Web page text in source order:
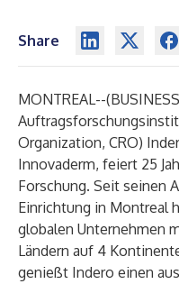
Share
MONTREAL--(
Organization, CRO)
Innovaderm, feiert 25
Forschung. Seit seinen
Einrichtung in Montreal
globalen Unternehmen
Ländern auf 4
genießt Indero einen